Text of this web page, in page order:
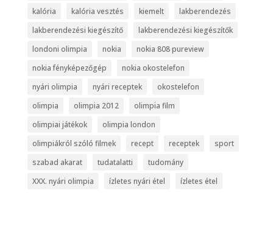
kalória
kalória vesztés kiemelt
lakberendezés
lakberendezési kiegészítő
lakberendezési kiegészítők
londoni olimpia
nokia
nokia 808 pureview
nokia fényképezőgép
nokia okostelefon
nyári olimpia
nyári receptek
okostelefon
olimpia
olimpia 2012
olimpia film
olimpiai játékok
olimpia london
olimpiákról szóló filmek
recept receptek
sport
szabad akarat
tudatalatti
tudomány
XXX. nyári olimpia
ízletes nyári étel ízletes étel